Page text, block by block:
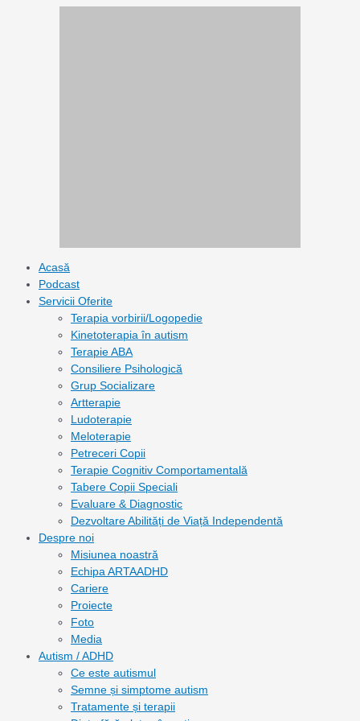
Acasă
Podcast
Servicii Oferite
Terapia vorbirii/Logopedie
Kinetoterapia în autism
Terapie ABA
Consiliere Psihologică
Grup Socializare
Artterapie
Ludoterapie
Meloterapie
Petreceri Copii
Terapie Cognitiv Comportamentală
Tabere Copii Speciali
Evaluare & Diagnostic
Dezvoltare Abilități de Viață Independentă
Despre noi
Misiunea noastră
Echipa ARTAADHD
Cariere
Proiecte
Foto
Media
Autism / ADHD
Ce este autismul
Semne și simptome autism
Tratamente și terapii